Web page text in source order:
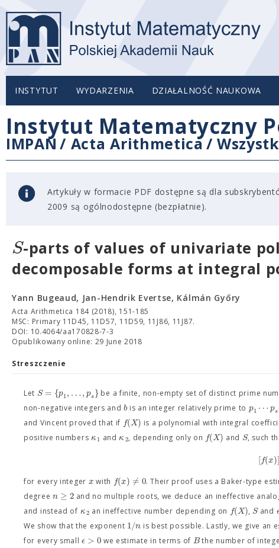
INSTYTUT WYDARZENIA DZIAŁALNOŚĆ NAUKOWA
Instytut Matematyczny
IMPAN / Acta Arithmetica/
Artykuły w formacie PDF dostępne są dla
2009 są ogólnodostępne (bezpłatnie).
S-parts of values of univariate
decomposable forms at integral
Yann Bugeaud, Jan-Hendrik Evertse, Kálmán Győry
Acta Arithmetica 184 (2018), 151-185
MSC: Primary 11D45, 11D57, 11D59, 11J86, 11J87.
DOI: 10.4064/aa170828-7-3
Opublikowany online: 29 June 2018
Streszczenie
Let S = {p1, …,ps}be a finite, non-empty set of distinct prime
non-negative integers andbis an integer relatively prime to p1 ⋯ps
and Vincent proved that if f(X) is a polynomial with integral
positive numbers κ1 andκ2, depending only on f(X) and S, such
[f(x)]
for every integer x with f(x) /
= 0. Their proof uses a Baker-type
degree n ≥ 2and no multiple roots, we deduce an ineffective
and instead of κ2 an ineffective number depending on f(X), Sand
We show that the exponent 1/n is best possible. Lastly, we give
for every smallϵ > 0 we estimate in terms of Bthe number of